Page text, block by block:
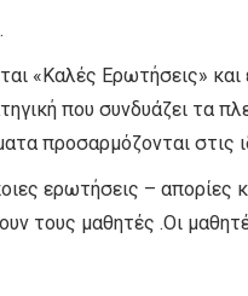
«Καλές Ερωτήσεις»
που συνδυάζει τα
προσαρμόζονται στις
ερωτήσεις – απορίες
τους μαθητές .Οι